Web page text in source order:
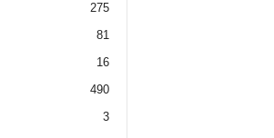
275
81
16
490
3